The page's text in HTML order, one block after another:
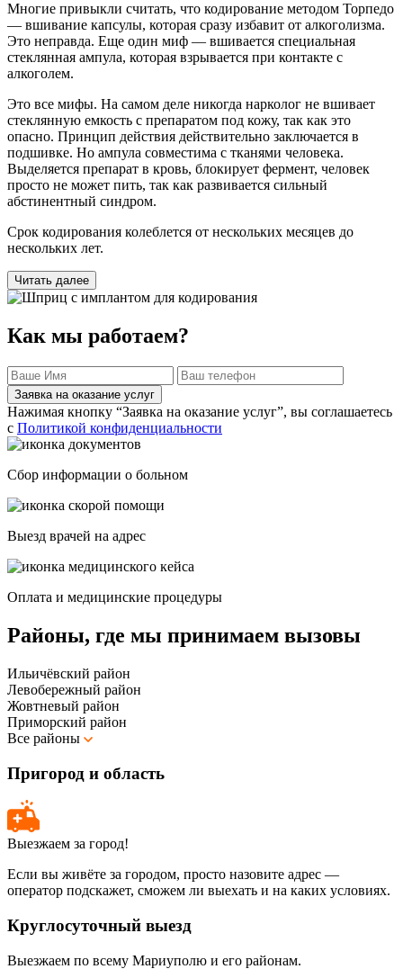
Многие привыкли считать, что кодирование методом Торпедо
— вшивание капсулы, которая сразу избавит от алкоголизма.
Это неправда. Еще один миф — вшивается специальная
стеклянная ампула, которая взрывается при контакте с
алкоголем.
Это все мифы. На самом деле никогда нарколог не вшивает
стеклянную емкость с препаратом под кожу, так как это
опасно. Принцип действия действительно заключается в
подшивке. Но ампула совместима с тканями человека.
Выделяется препарат в кровь, блокирует фермент, человек
просто не может пить, так как развивается сильный
абстинентный синдром.
Срок кодирования колеблется от нескольких месяцев до
нескольких лет.
Читать далее
Как мы работаем?
Заявка на оказание услуг
Нажимая кнопку “Заявка на оказание услуг”, вы соглашаетесь
с Политикой конфиденциальности
Сбор информации о больном
Выезд врачей на адрес
Оплата и медицинские процедуры
Районы, где мы принимаем вызовы
Ильичёвский район
Левобережный район
Жовтневый район
Приморский район
Все районы
Пригород и область
Выезжаем за город!
Если вы живёте за городом, просто назовите адрес —
оператор подскажет, сможем ли выехать и на каких условиях.
Круглосуточный выезд
Выезжаем по всему Мариуполю и его районам.